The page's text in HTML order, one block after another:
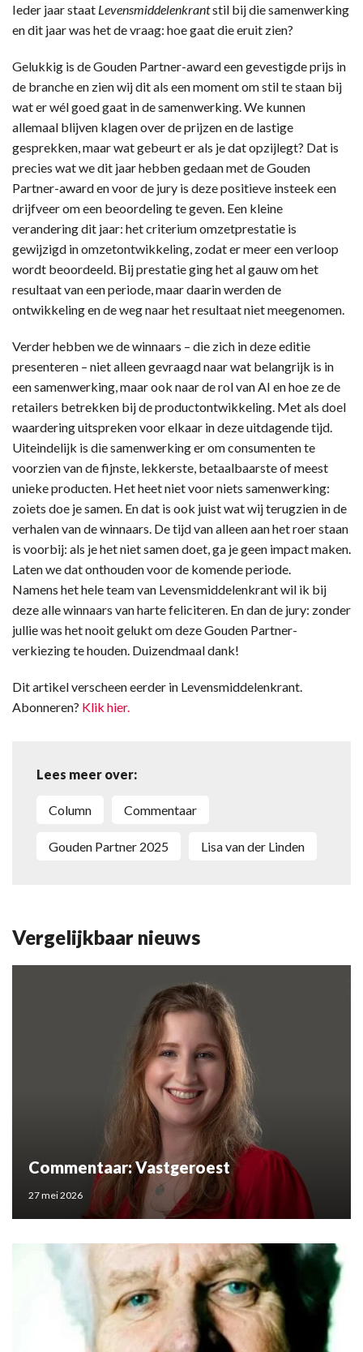
Ieder jaar staat Levensmiddelenkrantstil bij die samenwerking
en dit jaar was het de vraag: hoe gaat die eruit zien?
Gelukkig is de Gouden Partner-award een gevestigde prijs in
de branche en zien wij dit als een moment om stil te staan bij
wat er wél goed gaat in de samenwerking. We kunnen
allemaal blijven klagen over de prijzen en de lastige
gesprekken, maar wat gebeurt er als je dat opzijlegt? Dat is
precies wat we dit jaar hebben gedaan met de Gouden
Partner-award en voor de jury is deze positieve insteek een
drijfveer om een beoordeling te geven. Een kleine
verandering dit jaar: het criterium omzetprestatie is
gewijzigd in omzetontwikkeling, zodat er meer een verloop
wordt beoordeeld. Bij prestatie ging het al gauw om het
resultaat van een periode, maar daarin werden de
ontwikkeling en de weg naar het resultaat niet meegenomen.
Verder hebben we de winnaars – die zich in deze editie
presenteren – niet alleen gevraagd naar wat belangrijk is in
een samenwerking, maar ook naar de rol van AI en hoe ze de
retailers betrekken bij de productontwikkeling. Met als doel
waardering uitspreken voor elkaar in deze uitdagende tijd.
Uiteindelijk is die samenwerking er om consumenten te
voorzien van de fijnste, lekkerste, betaalbaarste of meest
unieke producten. Het heet niet voor niets samenwerking:
zoiets doe je samen. En dat is ook juist wat wij terugzien in de
verhalen van de winnaars. De tijd van alleen aan het roer staan
is voorbij: als je het niet samen doet, ga je geen impact maken.
Laten we dat onthouden voor de komende periode.
Namens het hele team van Levensmiddelenkrant wil ik bij
deze alle winnaars van harte feliciteren. En dan de jury: zonder
jullie was het nooit gelukt om deze Gouden Partner-
verkiezing te houden. Duizendmaal dank!
Dit artikel verscheen eerder in Levensmiddelenkrant.
Abonneren? Klik hier.
Lees meer over:
column commentaar
Gouden Partner 2025 Lisa van der Linden
Vergelijkbaar nieuws
Commentaar: Vastgeroest
27 mei 2026